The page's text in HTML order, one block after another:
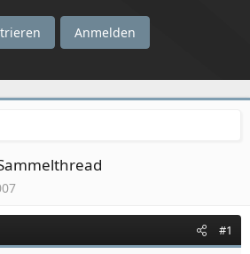
Anmelden
#1